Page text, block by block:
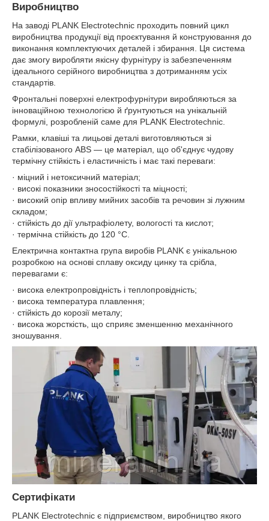
Виробництво
На заводі PLANK Electrotechnic проходить повний цикл
виробництва продукції від проєктування й конструювання до
виконання комплектуючих деталей і збирання. Ця система
дає змогу виробляти якісну фурнітуру із забезпеченням
ідеального серійного виробництва з дотриманням усіх
стандартів.
Фронтальні поверхні електрофурнітури виробляються за
інноваційною технологією й ґрунтуються на унікальній
формулі, розробленій саме для PLANK Electrotechnic.
Рамки, клавіші та лицьові деталі виготовляються зі
стабілізованого ABS — це матеріал, що об'єднує чудову
термічну стійкість і еластичність і має такі переваги:
· міцний і нетоксичний матеріал;
· високі показники зносостійкості та міцності;
· високий опір впливу мийних засобів та речовин зі лужним
складом;
· стійкість до дії ультрафіолету, вологості та кислот;
· термічна стійкість до 120 °C.
Електрична контактна група виробів PLANK є унікальною
розробкою на основі сплаву оксиду цинку та срібла,
перевагами є:
· висока електропровідність і теплопровідність;
· висока температура плавлення;
· стійкість до корозії металу;
· висока жорсткість, що сприяє зменшенню механічного
зношування.
Сертифікати
PLANK Electrotechnic є підприємством, виробництво якого